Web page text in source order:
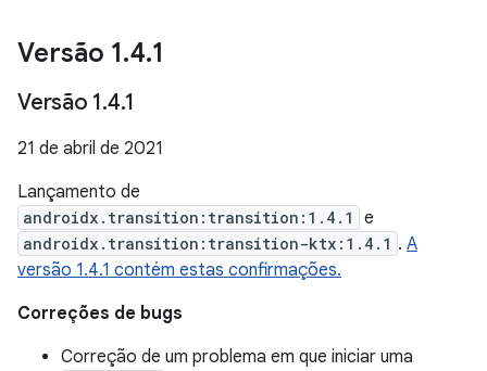
Versão 1.4.1
Versão 1.4.1
21 de abril de 2021
Lançamento de
androidx.transition:transition:1.4.1 e
androidx.transition:transition-ktx:1.4.1 . A
versão 1.4.1 contém estas confirmações.
Correções de bugs
Correção de um problema em que iniciar uma